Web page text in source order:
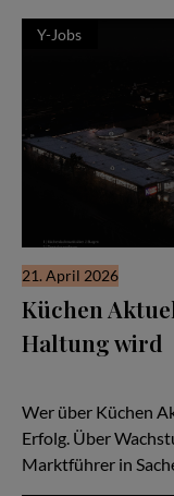
Y-Jobs
21. April 2026
Küchen
Haltung wird
Wer über Küchen
Erfolg. Über
Marktführer in